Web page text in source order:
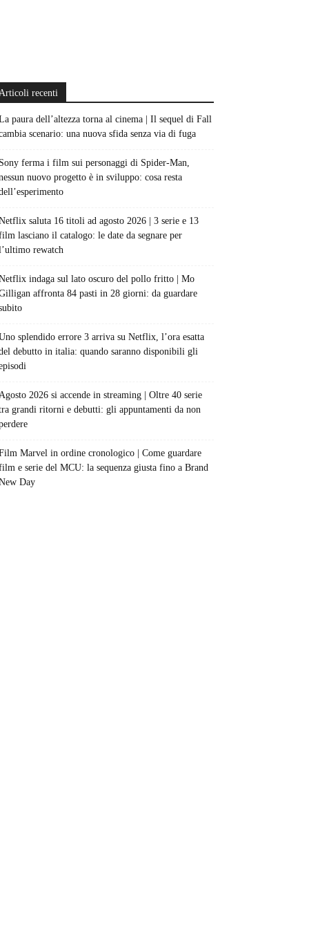
recenti
paura dell’altezza torna al cinema | Il sequel di Fall
scenario: una nuova sfida senza via di fuga
ferma i film sui personaggi di Spider-Man,
nuovo progetto è in sviluppo: cosa resta
saluta 16 titoli ad agosto 2026 | 3 serie e 13
lasciano il catalogo: le date da segnare per
rewatch
indaga sul lato oscuro del pollo fritto | Mo
affronta 84 pasti in 28 giorni: da guardare
splendido errore 3 arriva su Netflix, l’ora esatta
debutto in italia: quando saranno disponibili gli
2026 si accende in streaming | Oltre 40 serie
grandi ritorni e debutti: gli appuntamenti da non
Marvel in ordine cronologico | Come guardare
e serie del MCU: la sequenza giusta fino a Brand
Day